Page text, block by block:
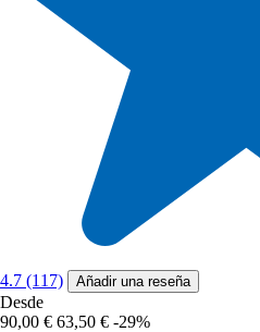
4.7 (117) Añadir una reseña
Desde
90,00 € 63,50 € -29%